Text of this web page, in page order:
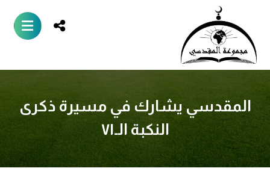
المقدسي يشارك في مسيرة ذكرى
النكبة الـ٧١